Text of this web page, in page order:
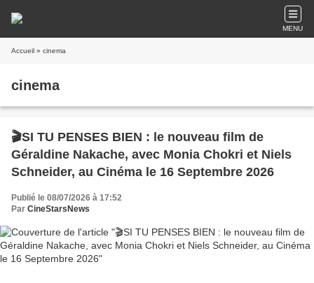
MENU
Accueil » cinema
cinema
🎬SI TU PENSES BIEN : le nouveau film de
Géraldine Nakache, avec Monia Chokri et Niels
Schneider, au Cinéma le 16 Septembre 2026
Publié le 08/07/2026 à 17:52
Par CineStarsNews